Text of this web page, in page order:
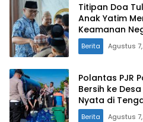
Titipan Doa
Anak Yatim
Keamanan
Berita Agustus
Polantas PJR
Bersih ke
Nyata di
Berita Agustus